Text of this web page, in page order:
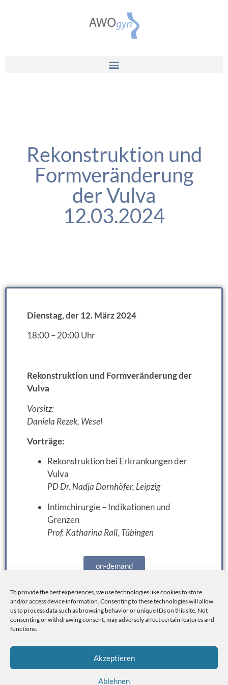
To provide the best experiences, we use technologies like cookies to store
and/or access device information. Consenting to these technologies will allow
us to process data such as browsing behavior or unique IDs on this site. Not
consenting or withdrawing consent, may adversely affect certain features and
functions.
Akzeptieren
Ablehnen
Rekonstruktion und
Formveränderung
der Vulva
12.03.2024
Dienstag, der 12. März 2024
18:00 – 20:00 Uhr
Rekonstruktion und Formveränderung der
Vulva
Vorsitz:
Daniela Rezek, Wesel
Vorträge:
Rekonstruktion bei Erkrankungen der
Vulva
PD Dr. Nadja Dornhöfer, Leipzig
Intimchirurgie – Indikationen und
Grenzen
Prof. Katharina Rall, Tübingen
on-demand
Zum Programm
Allgemeine Informationen